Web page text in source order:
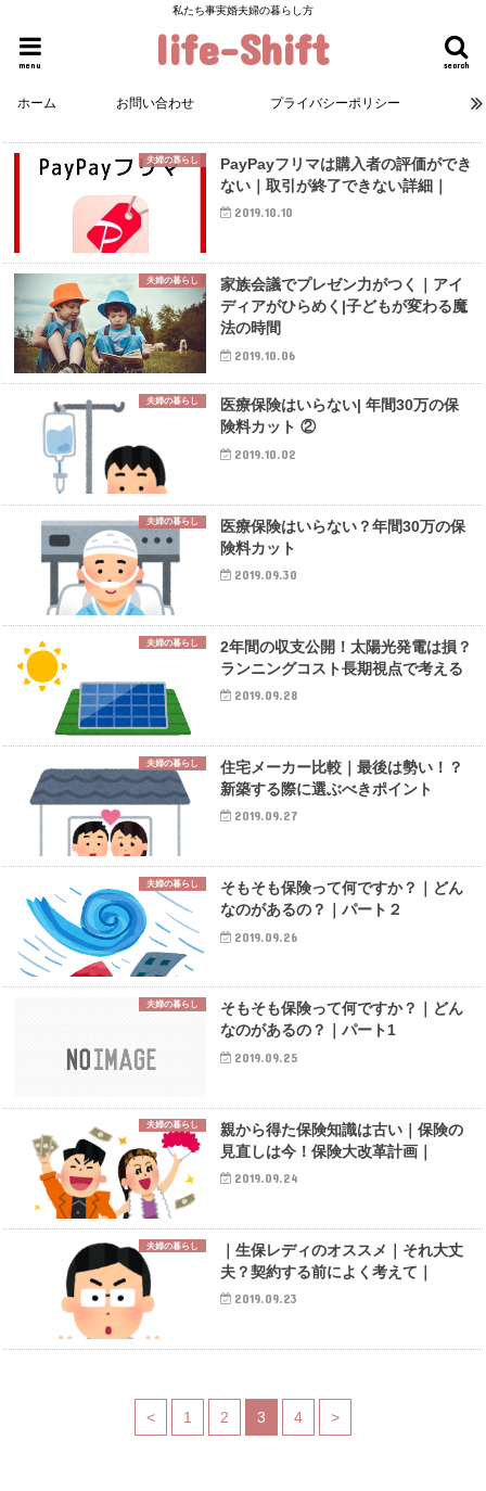
私たち事実婚夫婦の暮らし方
life-Shift search
menu
ホーム お問い合わせ プライバシーポリシー
夫婦の暮らし
PayPayフリマは購入者の評価ができ
ない｜取引が終了できない詳細｜
2019.10.10
夫婦の暮らし
家族会議でプレゼン力がつく｜アイ
ディアがひらめく|子どもが変わる魔
法の時間
2019.10.06
夫婦の暮らし
医療保険はいらない| 年間30万の保
険料カット ②
2019.10.02
夫婦の暮らし
医療保険はいらない？年間30万の保
険料カット
2019.09.30
夫婦の暮らし
2年間の収支公開！太陽光発電は損？
ランニングコスト長期視点で考える
2019.09.28
夫婦の暮らし
住宅メーカー比較｜最後は勢い！？
新築する際に選ぶべきポイント
2019.09.27
夫婦の暮らし
そもそも保険って何ですか？｜どん
なのがあるの？｜パート２
2019.09.26
夫婦の暮らし
そもそも保険って何ですか？｜どん
なのがあるの？｜パート1
2019.09.25
夫婦の暮らし
親から得た保険知識は古い｜保険の
見直しは今！保険大改革計画｜
2019.09.24
夫婦の暮らし
｜生保レディのオススメ｜それ大丈
夫？契約する前によく考えて｜
2019.09.23
< 1 2 3 4 >